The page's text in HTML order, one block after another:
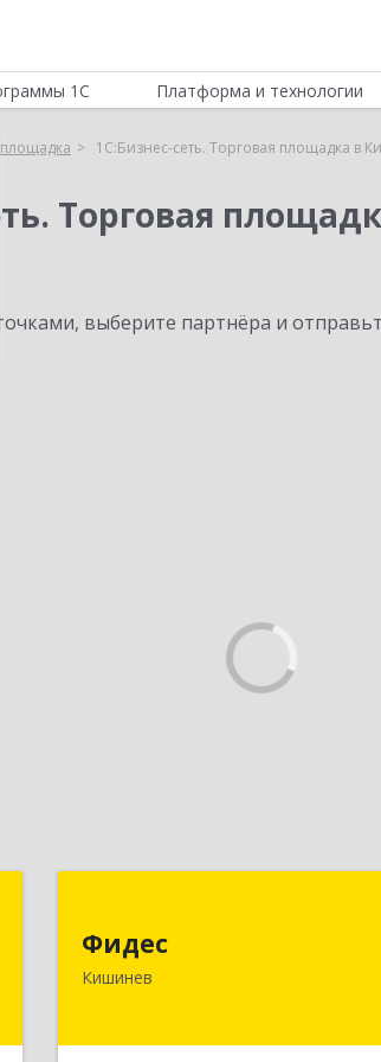
1С Платформа и технологии
площадка 1С:Бизнес-сеть. Торговая площадка в
Торговая
выберите партнёра и
Фидес
Кишинев
МОЛДОВА, РЕСПУБЛИКА ,
г.Кишинев, ул.Василе Лупу, 34/